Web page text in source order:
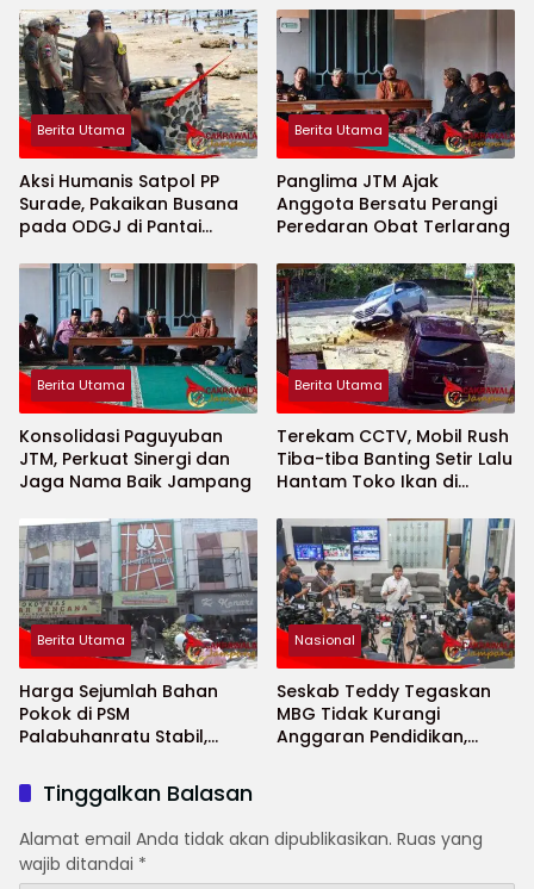
Berita Utama
Aksi Humanis Satpol PP
Surade, Pakaikan Busana
pada ODGJ di Pantai
Berita Utama
Panglima JTM Ajak
Anggota Bersatu Perangi
Peredaran Obat Terlarang
Berita Utama
Konsolidasi Paguyuban
JTM, Perkuat Sinergi dan
Jaga Nama Baik Jampang
Berita Utama
Terekam CCTV, Mobil Rush
Tiba-tiba Banting Setir Lalu
Hantam Toko Ikan di
Berita Utama
Harga Sejumlah Bahan
Pokok di PSM
Palabuhanratu Stabil,
Bahkan Turun
Nasional
Seskab Teddy Tegaskan
MBG Tidak Kurangi
Anggaran Pendidikan,
Tinggalkan Balasan
Alamat email Anda tidak akan dipublikasikan. Ruas yang
wajib ditandai *